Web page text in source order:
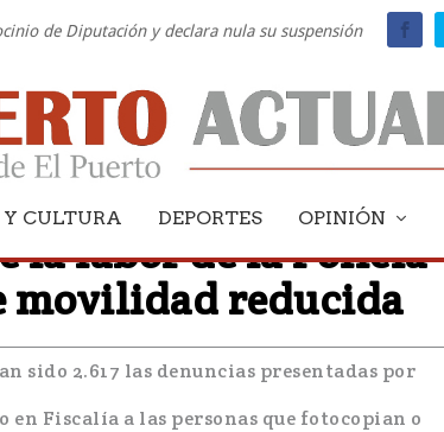
de Diputación y declara nula su suspensión
Y CULTURA DEPORTES OPINIÓN
la labor de la Policía
movilidad reducida
sido 2.617 las denuncias presentadas por
en Fiscalía a las personas que fotocopian o